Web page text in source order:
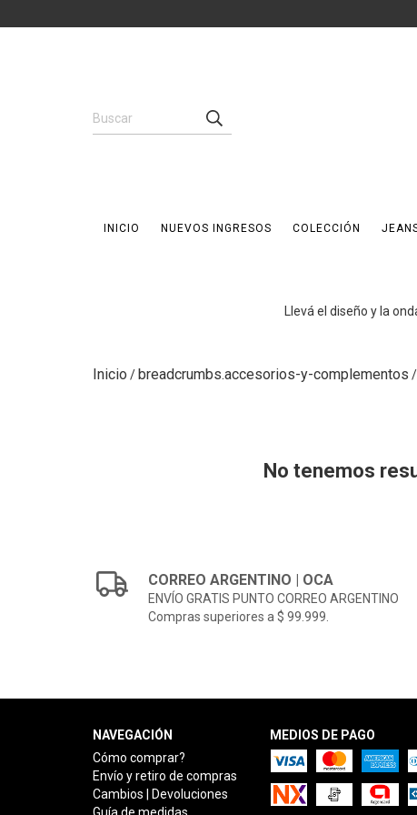
INICIO NUEVOS INGRESOS COLECCIÓN
Llevá el diseño y la
Inicio /breadcrumbs.accesorios-y-complementos /
No tenemos
CORREO ARGENTINO | OCA
ENVÍO GRATIS PUNTO CORREO ARGENTINO
Compras superiores a $ 99.999.
NAVEGACIÓN
Cómo comprar?
Envío y retiro de compras
Cambios | Devoluciones
MEDIOS DE PAGO